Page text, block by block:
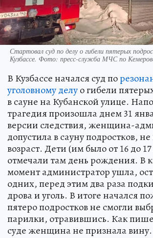
Стартовал суд по делу о гибели пятерых
Кузбассе. Фото: пресс-служба МЧС по
В Кузбассе начался суд по
уголовному делуо гибели
в сауне на Кубанской улице.
трагедия произошла днем 31
версии следствия, женщина-
допустила в сауну подростков,
возраст. Дети (им было от 16 до 17
отмечали там день рождения. В
момент администратор ушла,
одних, перед этим два раза
дрова и уголь. В итоге начался
пятеро подростков не смогли
парилки, отравившись. Как
суде женщина не признала вину.